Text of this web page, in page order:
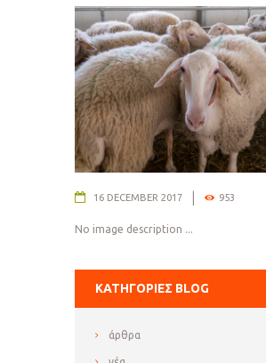
16 DECEMBER 2017 953
No image description ...
ΚΑΤΗΓΟΡΊΕΣ BLOG
άρθρα